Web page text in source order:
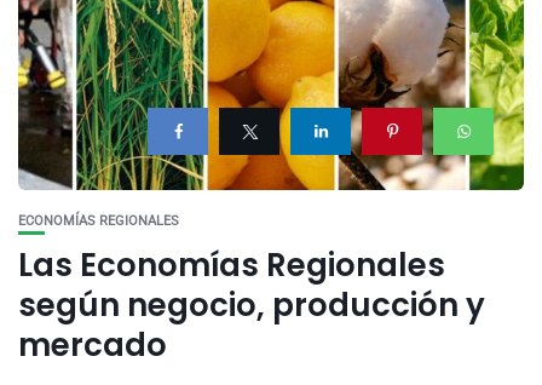
ECONOMÍAS REGIONALES
Las Economías Regionales
según negocio, producción y
mercado